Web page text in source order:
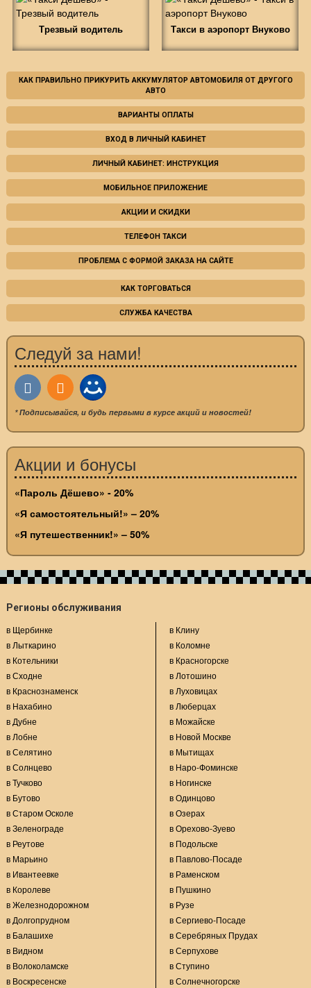
Трезвый водитель Такси в аэропорт Внуково
КАК ПРАВИЛЬНО ПРИКУРИТЬ АККУМУЛЯТОР АВТОМОБИЛЯ ОТ ДРУГОГО
АВТО
ВАРИАНТЫ ОПЛАТЫ
ВХОД В ЛИЧНЫЙ КАБИНЕТ
ЛИЧНЫЙ КАБИНЕТ: ИНСТРУКЦИЯ
МОБИЛЬНОЕ ПРИЛОЖЕНИЕ
АКЦИИ И СКИДКИ
ТЕЛЕФОН ТАКСИ
ПРОБЛЕМА С ФОРМОЙ ЗАКАЗА НА САЙТЕ
КАК ТОРГОВАТЬСЯ
СЛУЖБА КАЧЕСТВА
Следуй за нами!
* Подписывайся, и будь первыми в курсе акций и новостей!
Акции и бонусы
«Пароль Дёшево» - 20%
«Я самостоятельный!» – 20%
«Я путешественник!» – 50%
Регионы обслуживания
в Щербинке
в Лыткарино
в Котельники
в Сходне
в Краснознаменск
в Нахабино
в Дубне
в Лобне
в Селятино
в Солнцево
в Тучково
в Бутово
в Старом Осколе
в Зеленограде
в Реутове
в Марьино
в Ивантеевке
в Королеве
в Железнодорожном
в Долгопрудном
в Балашихе
в Видном
в Волоколамске
в Воскресенске
в Клину
в Коломне
в Красногорске
в Лотошино
в Луховицах
в Люберцах
в Можайске
в Новой Москве
в Мытищах
в Наро-Фоминске
в Ногинске
в Одинцово
в Озерах
в Орехово-Зуево
в Подольске
в Павлово-Посаде
в Раменском
в Пушкино
в Рузе
в Сергиево-Посаде
в Серебряных Прудах
в Серпухове
в Ступино
в Солнечногорске